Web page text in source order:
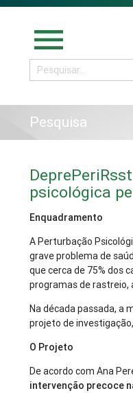
menu
Pesquisa
psicológica
Enquadramento
A Perturbação
grave problema de
que cerca de 75% dos
programas de
Na década passada, a
projeto de
O Projeto
De acordo com Ana
intervenção precoce